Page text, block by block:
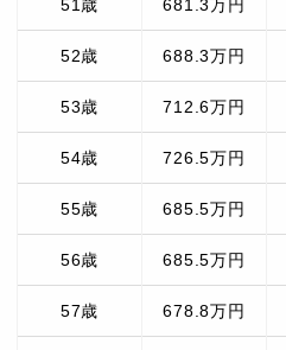
51歳 681.3万円
52歳 688.3万円
53歳 712.6万円
54歳 726.5万円
55歳 685.5万円
56歳 685.5万円
57歳 678.8万円